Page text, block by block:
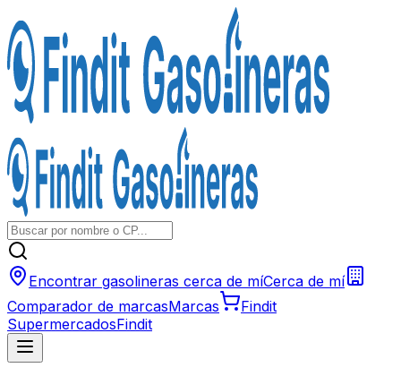
Encontrar gasolineras cerca de míCerca de mí
Comparador de marcasMarcas
Findit
SupermercadosFindit